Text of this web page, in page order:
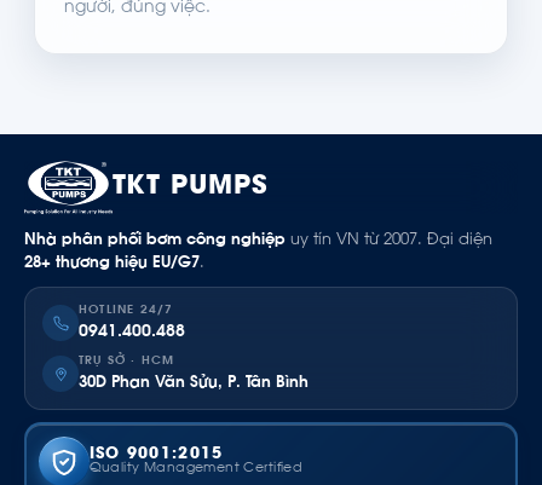
người, đúng việc.
TKT PUMPS
Nhà phân phối bơm công nghiệp uy tín VN từ 2007. Đại diện
28+ thương hiệu EU/G7.
HOTLINE 24/7
0941.400.488
TRỤ SỞ · HCM
30D Phan Văn Sửu, P. Tân Bình
ISO 9001:2015
Quality Management Certified